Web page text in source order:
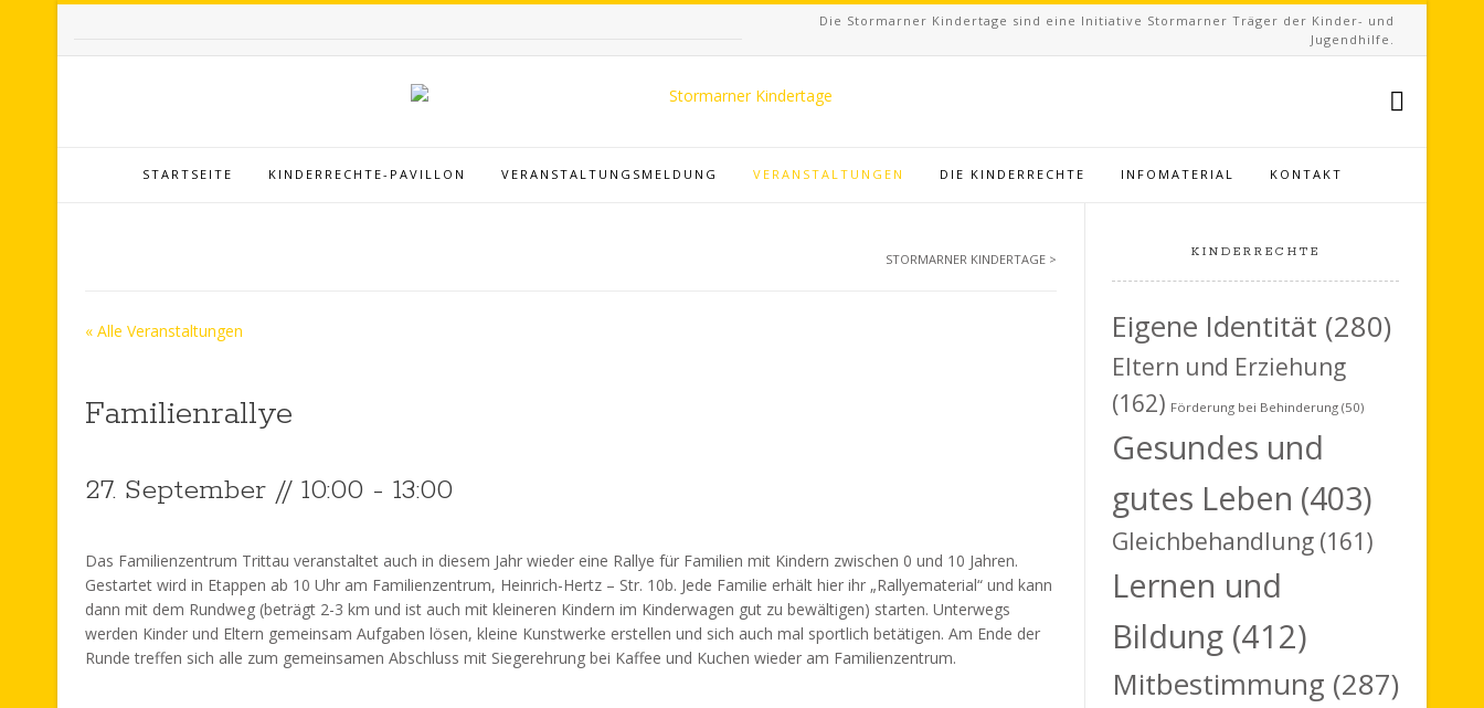
Die Stormarner Kindertage sind eine Initiative Stormarner Träger der Kinder- und
Jugendhilfe.
STARTSEITE KINDERRECHTE-PAVILLON VERANSTALTUNGSMELDUNG VERANSTALTUNGEN DIE KINDERRECHTE INFOMATERIAL KONTAKT
STORMARNER KINDERTAGE >
« Alle Veranstaltungen
Familienrallye
27. September // 10:00 - 13:00
Das Familienzentrum Trittau veranstaltet auch in diesem Jahr wieder eine Rallye für Familien mit Kindern zwischen 0 und 10 Jahren.
Gestartet wird in Etappen ab 10 Uhr am Familienzentrum, Heinrich-Hertz – Str. 10b. Jede Familie erhält hier ihr „Rallyematerial“ und kann
dann mit dem Rundweg (beträgt 2-3 km und ist auch mit kleineren Kindern im Kinderwagen gut zu bewältigen) starten. Unterwegs
werden Kinder und Eltern gemeinsam Aufgaben lösen, kleine Kunstwerke erstellen und sich auch mal sportlich betätigen. Am Ende der
Runde treffen sich alle zum gemeinsamen Abschluss mit Siegerehrung bei Kaffee und Kuchen wieder am Familienzentrum.
KINDERRECHTE
Eigene Identität (280)
Eltern und Erziehung
(162) Förderung bei Behinderung (50)
Gesundes und
gutes Leben (403)
Gleichbehandlung (161)
Lernen und
Bildung (412)
Mitbestimmung (287)